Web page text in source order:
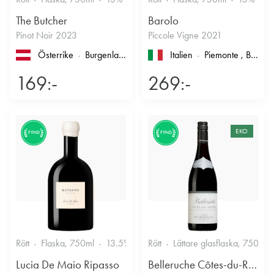
The Butcher
Pinot Noir 2023
Österrike
Burgenland
169:-
Barolo
Piccole Vigne 2021
Italien
Piemonte , Barolo
269:-
FYND
Rött Flaska, 750ml 13.5% Fruktigt & Smakrikt
Lucia De Maio Ripasso
FYND EKO
Rött Lättare glasflaska, 750ml
Belleruche Côtes-du-Rhône